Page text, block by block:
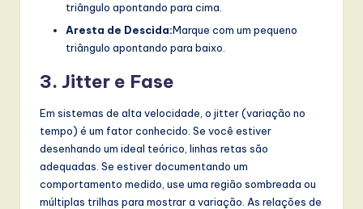
triângulo apontando para cima.
Aresta de Descida:Marque com um pequeno
triângulo apontando para baixo.
3. Jitter e Fase
Em sistemas de alta velocidade, o jitter (variação no
tempo) é um fator conhecido. Se você estiver
desenhando um ideal teórico, linhas retas são
adequadas. Se estiver documentando um
comportamento medido, use uma região sombreada ou
múltiplas trilhas para mostrar a variação. As relações de